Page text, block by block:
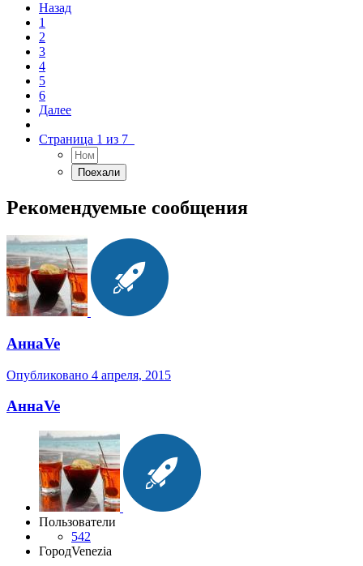
Назад
1
2
3
4
5
6
Далее
Страница 1 из 7
Рекомендуемые сообщения
АннаVe
Опубликовано 4 апреля, 2015
АннаVe
Пользователи
542
ГородVenezia